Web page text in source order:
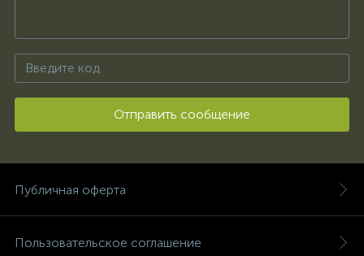
Отправить сообщение
Публичная оферта
Пользовательское соглашение